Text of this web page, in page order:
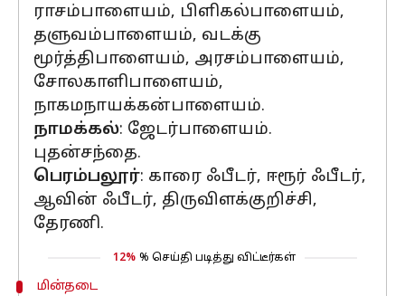
ராசம்பாளையம், பிளிகல்பாளையம்,
தளுவம்பாளையம், வடக்கு
மூர்த்திபாளையம், அரசம்பாளையம்,
சோலகாளிபாளையம்,
நாகமநாயக்கன்பாளையம்.
நாமக்கல்: ஜேடர்பாளையம்.
புதன்சந்தை.
பெரம்பலூர்: காரை ஃபீடர், ஈரூர் ஃபீடர்,
ஆவின் ஃபீடர், திருவிளக்குறிச்சி,
தேரணி.
12% % செய்தி படித்து விட்டீர்கள்
மின்தடை